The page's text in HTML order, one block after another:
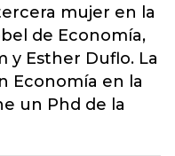
mujer en la
de Economía,
y Esther Duflo. La
Economía en la
un Phd de la